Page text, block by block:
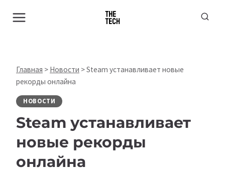
Главная > Новости >Steam устанавливает новые
рекорды онлайна
НОВОСТИ
Steam устанавливает
новые рекорды
онлайна